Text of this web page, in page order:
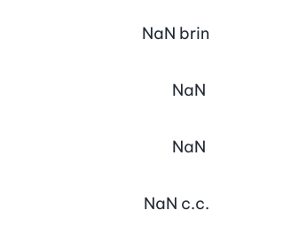
NaN brin
NaN
NaN
NaN c.c.